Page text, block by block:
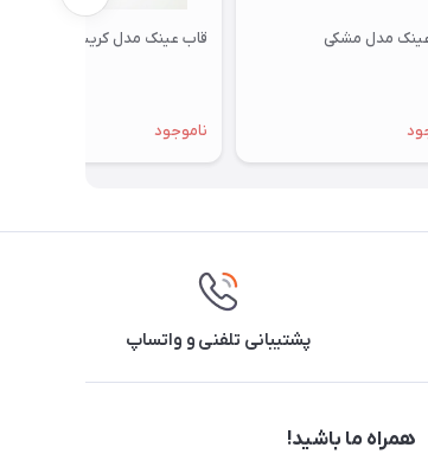
مدل مشکی قاب عینک مدل کریسمس
ناموجود
پشتیبانی تلفنی و واتساپ
همراه ما باشید!